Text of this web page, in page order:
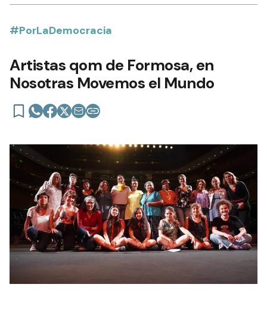
#PorLaDemocracia
Artistas qom de Formosa, en
Nosotras Movemos el Mundo